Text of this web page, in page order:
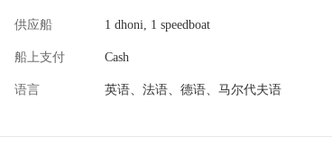
供应船 1 dhoni, 1 speedboat
船上支付 Cash
语言 英语、法语、德语、马尔代夫语